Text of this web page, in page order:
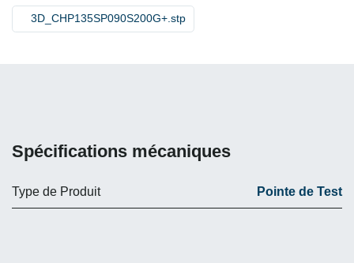
3D_CHP135SP090S200G+.stp
Spécifications mécaniques
Type de Produit Pointe de Test